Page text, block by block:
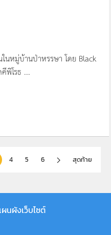
นหมู่บ้านป่าหรรษา โดย Black
พิโรธ ...
4 5 6 สุดท้าย
นผังเว็บไซต์